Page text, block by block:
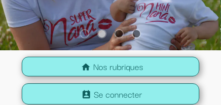
home Nos rubriques
perm_contact_calendar Se connecter